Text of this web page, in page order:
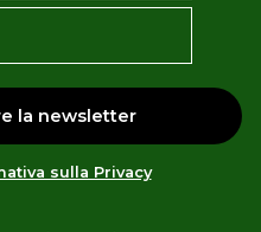
la newsletter
sulla Privacy